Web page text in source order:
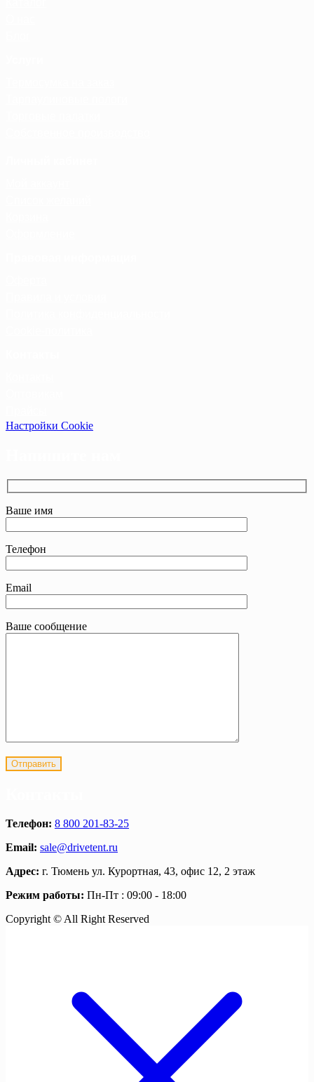
Настройки Cookie
Ваше имя
Телефон
Email
Ваше сообщение
Телефон: 8 800 201-83-25
Email: sale@drivetent.ru
Адрес: г. Тюмень ул. Курортная, 43, офис 12, 2 этаж
Режим работы: Пн-Пт : 09:00 - 18:00
Copyright © All Right Reserved